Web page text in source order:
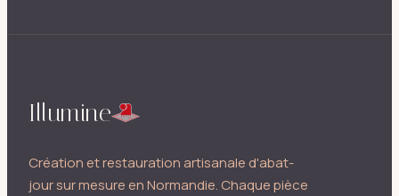
Illumine
Création et restauration artisanale d'abat-
jour sur mesure en Normandie. Chaque pièce